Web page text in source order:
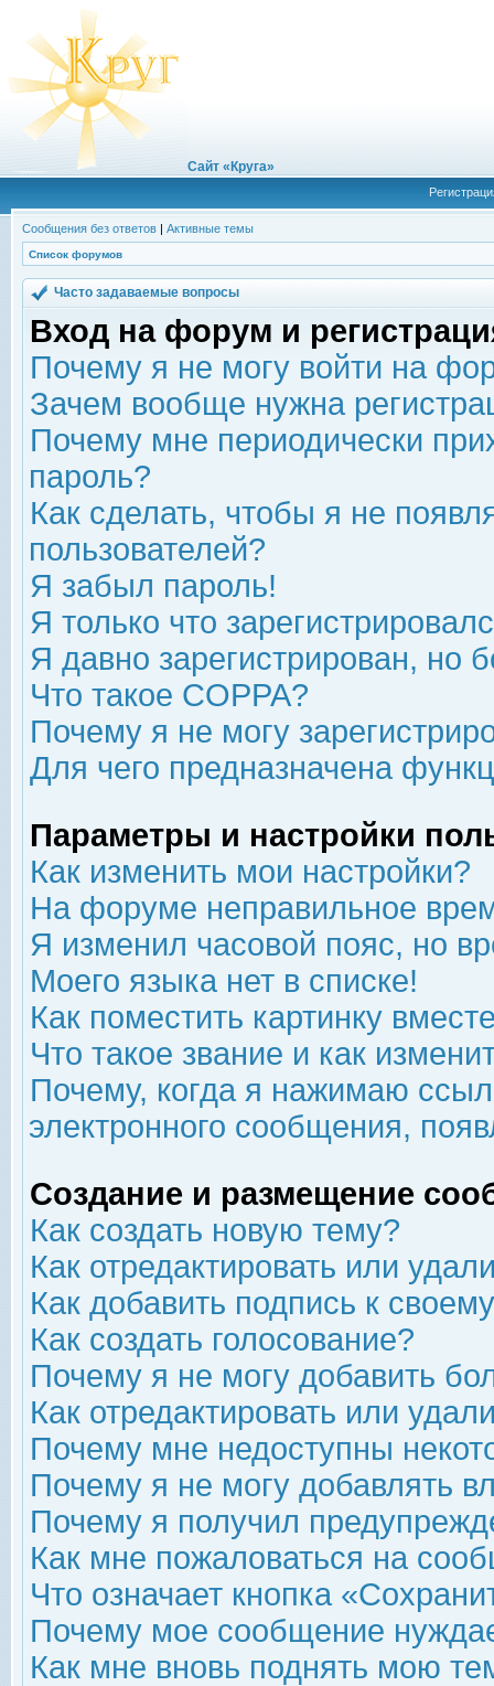
Сайт «Круга»
Сообщения без ответов | Активные темы
Список форумов
Часто задаваемые вопросы
Вход на форум и
Почему я не могу войти на
Зачем вообще нужна
Почему мне периодически
пароль?
Как сделать, чтобы я не
пользователей?
Я забыл пароль!
Я только что
Я давно зарегистрирован, но
Что такое COPPA?
Почему я не могу
Для чего предназначена
Параметры и настройки
Как изменить мои настройки?
На форуме неправильное
Я изменил часовой пояс, но
Моего языка нет в списке!
Как поместить картинку
Что такое звание и как
Почему, когда я нажимаю
электронного сообщения,
Создание и размещение
Как создать новую тему?
Как отредактировать или
Как добавить подпись к
Как создать голосование?
Почему я не могу добавить
Как отредактировать или
Почему мне недоступны
Почему я не могу добавлять
Почему я получил
Как мне пожаловаться на
Что означает кнопка
Почему мое сообщение
Как мне вновь поднять мою